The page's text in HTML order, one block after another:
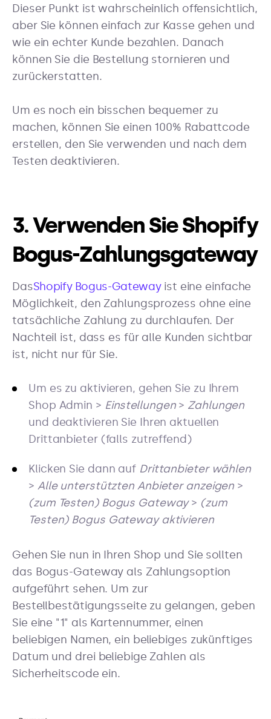
Dieser Punkt ist wahrscheinlich offensichtlich,
aber Sie können einfach zur Kasse gehen und
wie ein echter Kunde bezahlen. Danach
können Sie die Bestellung stornieren und
zurückerstatten.
Um es noch ein bisschen bequemer zu
machen, können Sie einen 100% Rabattcode
erstellen, den Sie verwenden und nach dem
Testen deaktivieren.
3. Verwenden Sie Shopify
Bogus-Zahlungsgateway
DasShopify Bogus-Gatewayist eine einfache
Möglichkeit, den Zahlungsprozess ohne eine
tatsächliche Zahlung zu durchlaufen. Der
Nachteil ist, dass es für alle Kunden sichtbar
ist, nicht nur für Sie.
Um es zu aktivieren, gehen Sie zu Ihrem
Shop Admin > Einstellungen> Zahlungen
und deaktivieren Sie Ihren aktuellen
Drittanbieter (falls zutreffend)
Klicken Sie dann auf Drittanbieter wählen
> Alle unterstützten Anbieter anzeigen >
(zum Testen) Bogus Gateway> (zum
Testen) Bogus Gateway aktivieren
Gehen Sie nun in Ihren Shop und Sie sollten
das Bogus-Gateway als Zahlungsoption
aufgeführt sehen. Um zur
Bestellbestätigungsseite zu gelangen, geben
Sie eine "1" als Kartennummer, einen
beliebigen Namen, ein beliebiges zukünftiges
Datum und drei beliebige Zahlen als
Sicherheitscode ein.